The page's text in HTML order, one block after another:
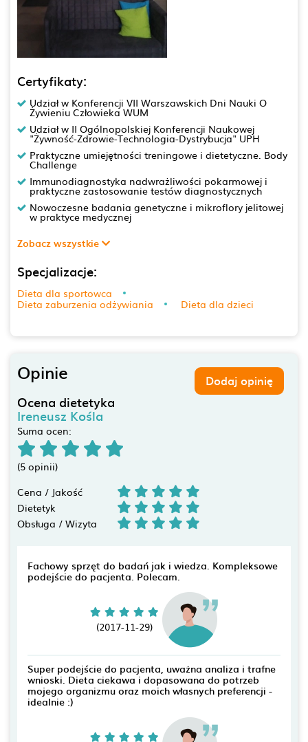
Certyfikaty:
Udział w Konferencji VII Warszawskich Dni Nauki O
Żywieniu Człowieka WUM
Udział w II Ogólnopolskiej Konferencji Naukowej
"Żywność-Zdrowie-Technologia-Dystrybucja" UPH
Praktyczne umiejętności treningowe i dietetyczne. Body
Challenge
Immunodiagnostyka nadwrażliwości pokarmowej i
praktyczne zastosowanie testów diagnostycznych
Nowoczesne badania genetyczne i mikroflory jelitowej
w praktyce medycznej
Zobacz wszystkie
Specjalizacje:
Dieta dla sportowca
Dieta zaburzenia odżywiania
Dieta dla dzieci
Opinie Dodaj opinię
Ocena dietetyka
Ireneusz Kośla
Suma ocen:
(5 opinii)
Cena / Jakość
Dietetyk
Obsługa / Wizyta
Fachowy sprzęt do badań jak i wiedza. Kompleksowe
podejście do pacjenta. Polecam.
(2017-11-29)
Super podejście do pacjenta, uważna analiza i trafne
wnioski. Dieta ciekawa i dopasowana do potrzeb
mojego organizmu oraz moich własnych preferencji -
idealnie :)